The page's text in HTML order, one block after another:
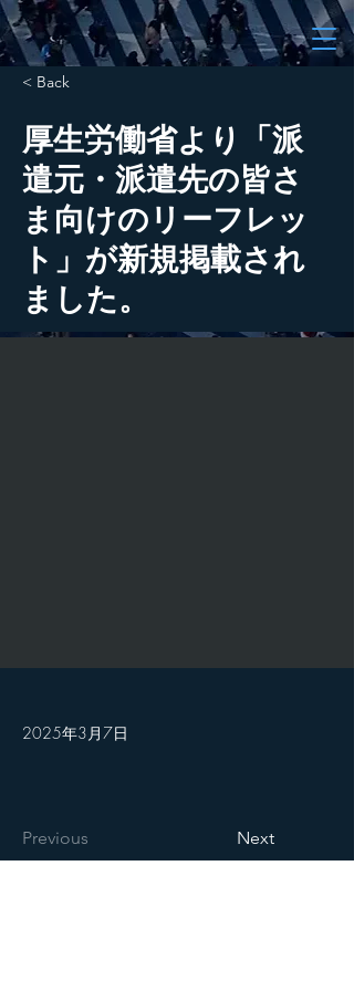
< Back
厚生労働省より「派
遣元・派遣先の皆さ
ま向けのリーフレッ
ト」が新規掲載され
ました。
2025年3月7日
Previous Next